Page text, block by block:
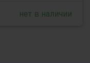
нет в наличии